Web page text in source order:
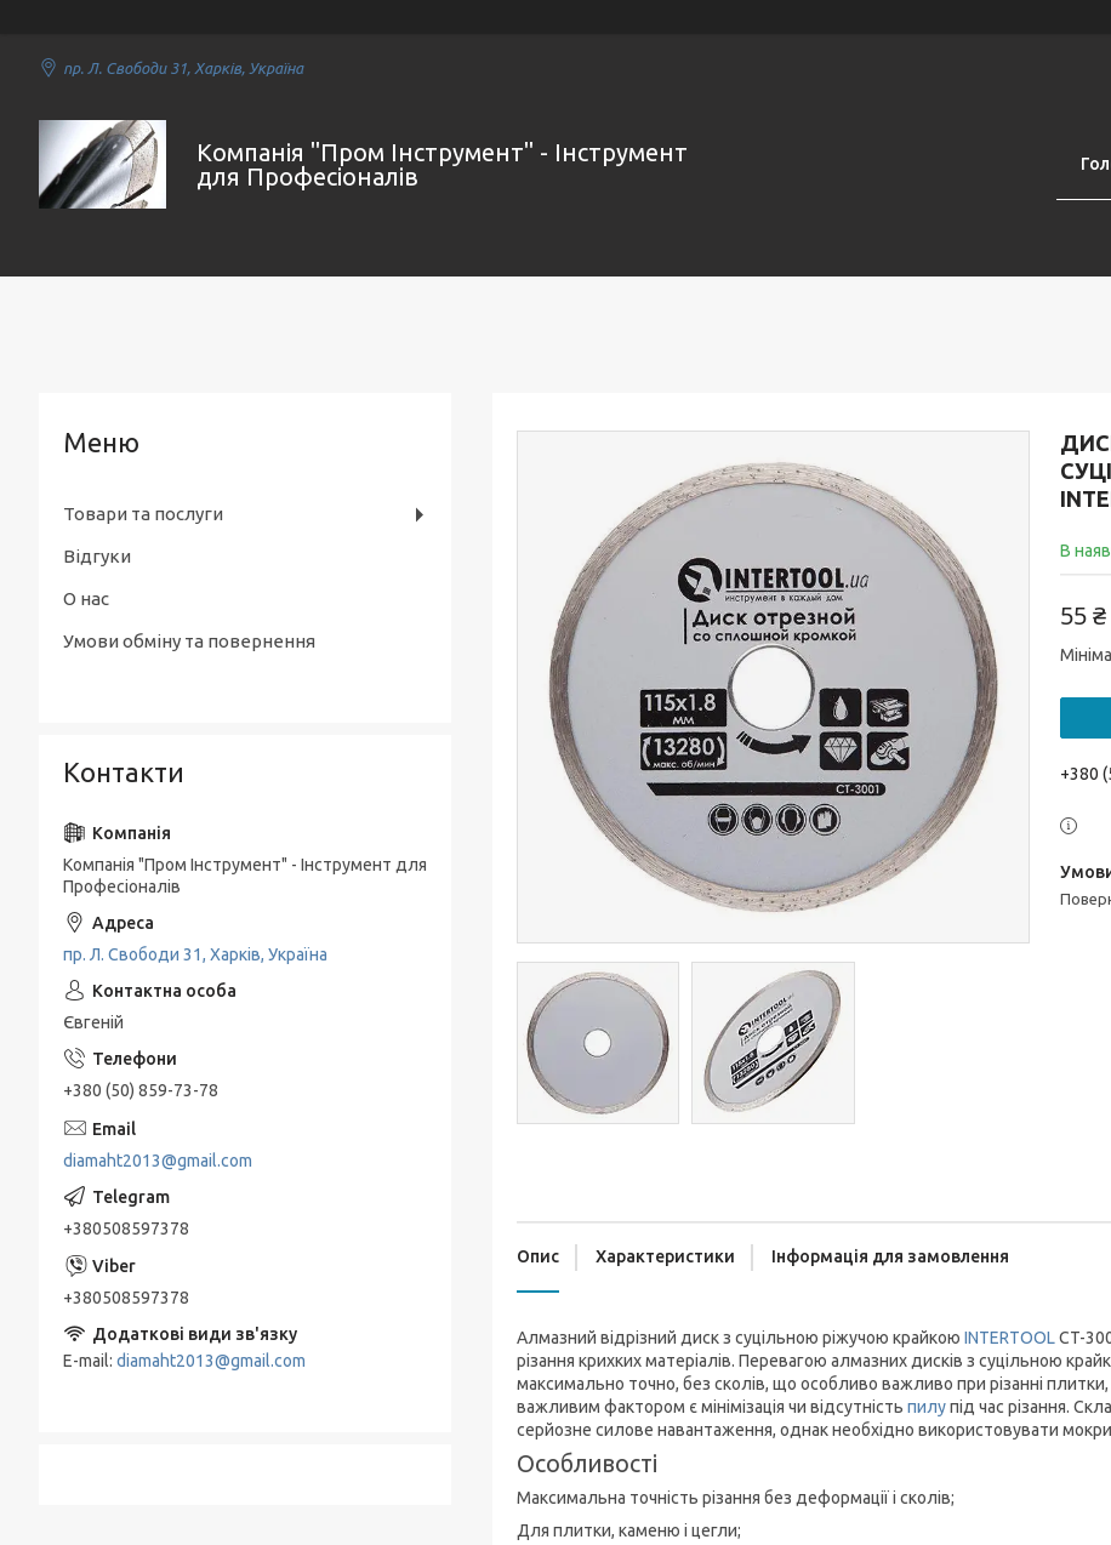
пр. Л. Свободи 31, Харків, Україна
Компанія "Пром Інструмент" - Інструмент
для Професіоналів
В
55 ₴
+380
Опис Характеристики Інформація для замовлення
Алмазний відрізний диск з суцільною ріжучою крайкою INTERTOOLCT-
різання крихких матеріалів. Перевагою алмазних дисків з суцільною
максимально точно, без сколів, що особливо важливо при різанні
важливим фактором є мінімізація чи відсутність пилупід час різання.
серйозне силове навантаження, однак необхідно використовувати
Особливості
Максимальна точність різання без деформації і сколів;
Для плитки, каменю і цегли;
Товари та послуги
Відгуки
О нас
Умови обміну та повернення
Контакти
Компанія "Пром Інструмент" - Інструмент для
Професіоналів
пр. Л. Свободи 31, Харків, Україна
Євгеній
+380 (50) 859-73-78
diamaht2013@gmail.com
+380508597378
+380508597378
E-mail diamaht2013@gmail.com